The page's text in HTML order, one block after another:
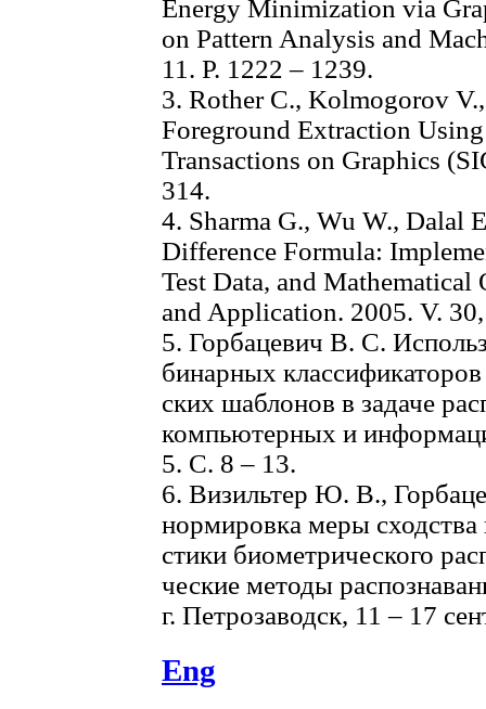
Energy Minimization via
on Pattern Analysis and
11. Р. 1222 – 1239.
3. Rother C., Kolmogorov
Foreground Extraction
Transactions on Graphics
314.
4. Sharma G., Wu W., Dalal
Difference Formula:
Test Data, and
and Application. 2005. V.
5. Горбацевич В. С.
бинарных
ских шаблонов в задаче
компьютерных и
5. С. 8 – 13.
6. Визильтер Ю. В.,
нормировка меры сходства
стики биометрического
ческие методы
г. Петрозаводск, 11 – 17
Eng